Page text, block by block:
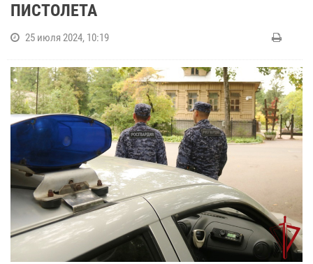
ПИСТОЛЕТА
25 июля 2024, 10:19